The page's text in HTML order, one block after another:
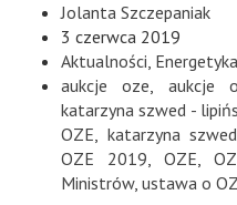
Jolanta Szczepaniak
3 czerwca 2019
Aktualności, Energetyka
aukcje oze, aukcje
katarzyna szwed -
OZE, katarzyna
OZE 2019, OZE,
Ministrów, ustawa o